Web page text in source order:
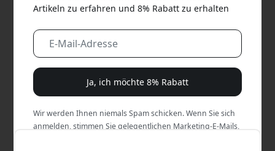
Artikeln zu erfahren und 8% Rabatt zu erhalten
Ja, ich möchte 8% Rabatt
Wir werden Ihnen niemals Spam schicken. Wenn Sie sich
anmelden, stimmen Sie gelegentlichen Marketing-E-Mails,